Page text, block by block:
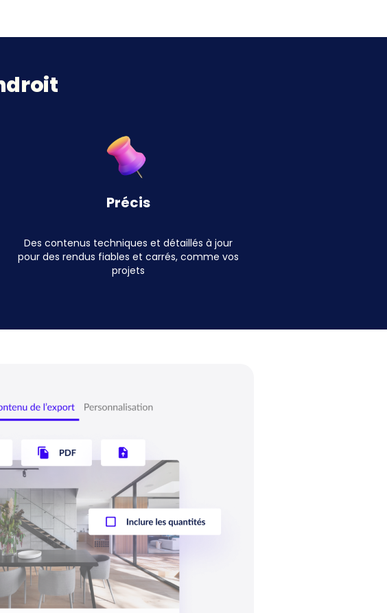
Précis
Des contenus techniques et détaillés à jour
pour des rendus fiables et carrés, comme vos
projets